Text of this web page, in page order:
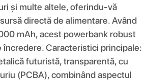
și multe altele, oferindu-vă
directă de alimentare. Având
mAh, acest powerbank robust
Caracteristici principale:
futuristă, transparentă, cu
(PCBA), combinând aspectul